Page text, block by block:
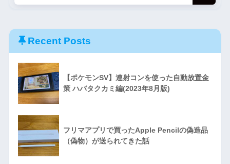
Recent Posts
【ポケモンSV】連射コンを使った自動放置金
策 ハバタクカミ編(2023年8月版)
フリマアプリで買ったApple Pencilの偽造品
（偽物）が送られてきた話